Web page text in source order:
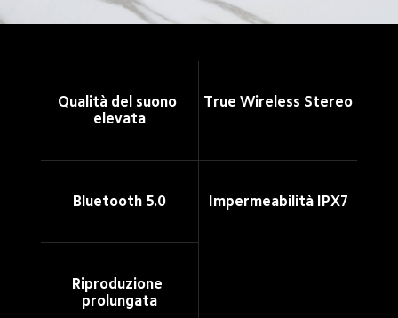
Qualità del suono
elevata
True Wireless Stereo
Bluetooth 5.0 Impermeabilità IPX7
Riproduzione
prolungata